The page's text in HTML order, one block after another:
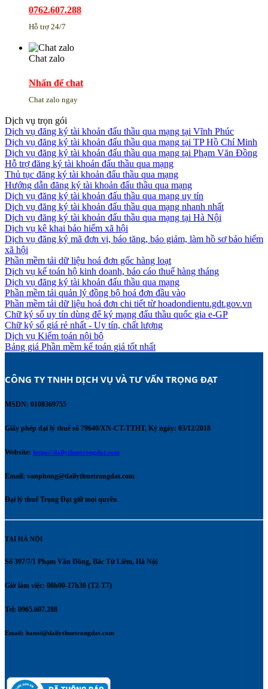
0762.607.288
Hỗ trợ 24/7
Chat zalo
Nhấn để chat
Chat zalo ngay
Dịch vụ trọn gói
Dịch vụ đăng ký tài khoản đấu thầu qua mạng tại Vĩnh Phúc
Dịch vụ đăng ký tài khoản đấu thầu qua mạng tại TP Hồ Chí Minh
Dịch vụ đăng ký tài khoản đấu thầu qua mạng tại Phạm Văn Đồng
Hỗ trợ đăng ký tài khoản đấu thầu qua mạng
Thủ tục đăng ký tài khoản đấu thầu qua mạng
Hướng dẫn đăng ký tài khoản đấu thầu qua mạng
Dịch vụ đăng ký tài khoản đấu thầu qua mạng uy tín
Dịch vụ đăng ký tài khoản đấu thầu qua mạng nhanh nhất
Dịch vụ đăng ký tài khoản đấu thầu qua mạng tại Hà Nội
Dịch vụ kê khai bảo hiểm xã hội
Dịch vụ đăng ký mã đơn vị, báo tăng, báo giảm, làm hồ sơ bảo hiểm
xã hội
Phần mềm tải dữ liệu hoá đơn gốc hàng loạt
Dịch vụ kế toán hộ kinh doanh, báo cáo thuế hàng tháng
Dịch vụ đăng ký tài khoản đấu thầu qua mạng
Phần mềm tải quản lý đồng bộ hoá đơn đầu vào
Phần mềm tải dữ liệu hoá đơn chi tiết từ hoadondientu.gdt.gov.vn
Chữ ký số uy tín dùng để ký mạng đấu thầu quốc gia e-GP
Chữ ký số giá rẻ nhất - Uy tín, chất lượng
Dịch vụ Kiểm toán nội bộ
Bảng giá Phần mềm kế toán giá tốt nhất
CÔNG TY TNHH DỊCH VỤ VÀ TƯ VẤN TRỌNG ĐẠT
MSDN: 0108369755
Giấy phép đại lý thuế số 79640/XN-CT-TTHT, Ký ngày: 03/12/2018
Website: https://dailythuetrongdat.com
Email: vanphong@dailythuetrongdat.com
Đại lý thuế Trọng Đạt giữ mọi quyền
TẠI HÀ NỘI
Số 397/7/1 Phạm Văn Đồng, Bắc Từ Liêm, Hà Nội
Giờ làm việc: 08h00-17h30 (T2-T7)
Tel: 0965.607.288
Email: hanoi@dailythuetrongdat.com